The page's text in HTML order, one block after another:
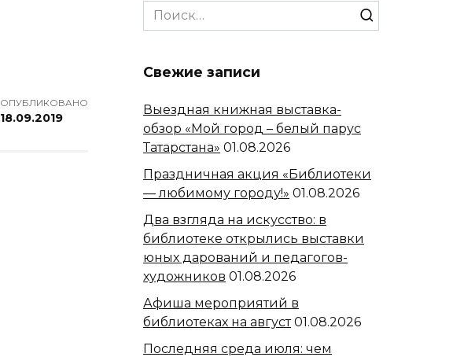
ОПУБЛИКОВАНО
18.09.2019
Search
for:
Свежие записи
Выездная книжная выставка-
обзор «Мой город – белый парус
Татарстана» 01.08.2026
Праздничная акция «Библиотеки
— любимому городу!» 01.08.2026
Два взгляда на искусство: в
библиотеке открылись выставки
юных дарований и педагогов-
художников 01.08.2026
Афиша мероприятий в
библиотеках на август 01.08.2026
Последняя среда июля: чем